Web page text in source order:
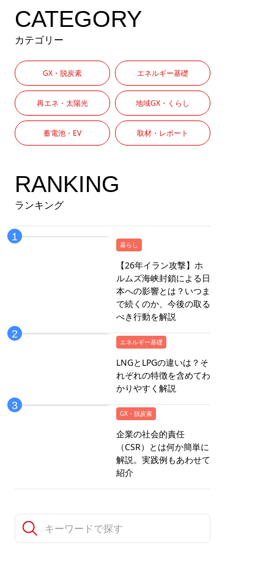
CATEGORY
カテゴリー
GX・脱炭素 エネルギー基礎
再エネ・太陽光 地域GX・くらし
蓄電池・EV 取材・レポート
RANKING
ランキング
暮らし
【26年イラン攻撃】ホ
ルムズ海峡封鎖による日
本への影響とは？いつま
で続くのか、今後の取る
べき行動を解説
エネルギー基礎
LNGとLPGの違いは？そ
れぞれの特徴を含めてわ
かりやすく解説
GX・脱炭素
企業の社会的責任
（CSR）とは何か簡単に
解説。実践例もあわせて
紹介